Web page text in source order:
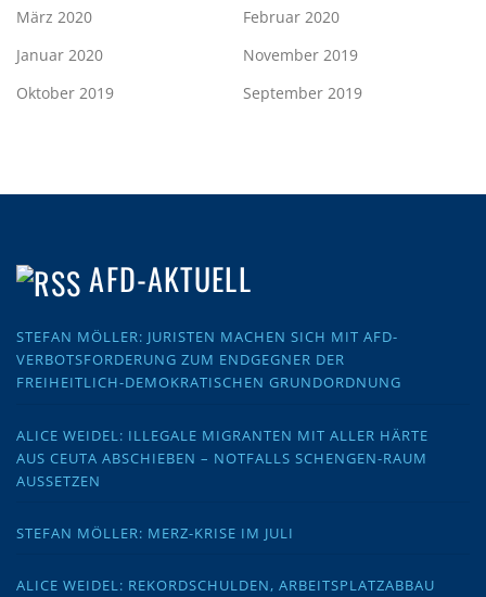
März 2020
Februar 2020
Januar 2020
November 2019
Oktober 2019
September 2019
AFD-AKTUELL
STEFAN MÖLLER: JURISTEN MACHEN SICH MIT AFD-
VERBOTSFORDERUNG ZUM ENDGEGNER DER
FREIHEITLICH-DEMOKRATISCHEN GRUNDORDNUNG
ALICE WEIDEL: ILLEGALE MIGRANTEN MIT ALLER HÄRTE
AUS CEUTA ABSCHIEBEN – NOTFALLS SCHENGEN-RAUM
AUSSETZEN
STEFAN MÖLLER: MERZ-KRISE IM JULI
ALICE WEIDEL: REKORDSCHULDEN, ARBEITSPLATZABBAU